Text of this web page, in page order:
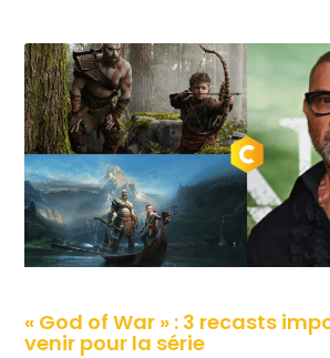
« God of War » : 3 recasts
venir pour la série